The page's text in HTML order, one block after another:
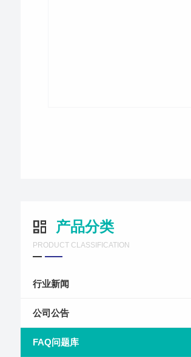
产品分类
PRODUCT CLASSIFICATION
行业新闻
公司公告
FAQ问题库